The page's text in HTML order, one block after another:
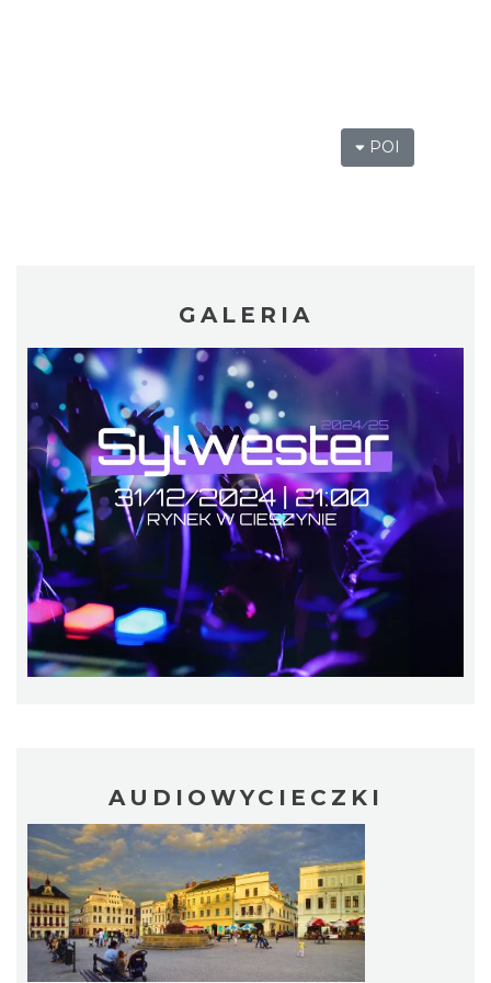
„Daniec kontra Kryszak”
Cieszyn
2026-11-08
0.24 km
POI
GALERIA
AUDIOWYCIECZKI